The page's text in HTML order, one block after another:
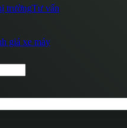
trườngTư vấn
giá xe máy